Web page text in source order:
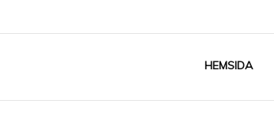
HEMSIDA